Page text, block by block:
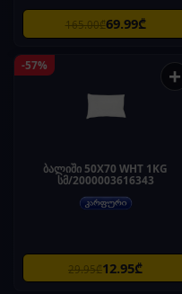
165.00₾69.99₾
-57% +
ბალიში 50X70 WHT 1KG
სმ/2000003616343
29.95₾12.95₾